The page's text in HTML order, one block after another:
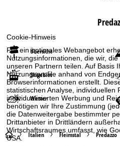
Cookie-Hinweis
Für ein optimales Webangebot
Nutzungsinformationen, die wir,
unseren Partnern teilen. Auf Basis
Nutzungsprofile anhand von
Browserinformationen erstellt.
statistischen Analyse, individuellen
individualisierten Werbung und
benötigen wir Ihre Zustimmung
die Datenweitergabe bestimmter
Drittanbieter in Drittländern
Wirtschaftsraumes umfasst, wie
USA.
Übersicht
Skigebiet
Wetter
S Italien Fleimstal Predazzo